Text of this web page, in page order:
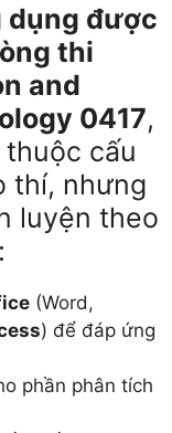
dụng được
thi
and
0417,
cấu
thí, nhưng
luyện theo
(Word,
) để đáp ứng
phần phân tích